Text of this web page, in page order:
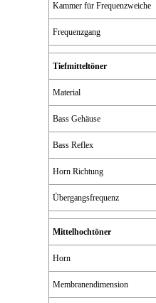
Kammer für Frequenzweiche
Frequenzgang
Tiefmitteltöner
Material
Bass Gehäuse
Bass Reflex
Horn Richtung
Übergangsfrequenz
Mittelhochtöner
Horn
Membranendimension